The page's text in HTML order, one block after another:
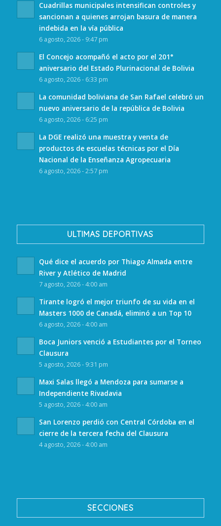
Cuadrillas municipales intensifican controles y
sancionan a quienes arrojan basura de manera
indebida en la vía pública
6 agosto, 2026 - 9:47 pm
El Concejo acompañó el acto por el 201°
aniversario del Estado Plurinacional de Bolivia
6 agosto, 2026 - 6:33 pm
La comunidad boliviana de San Rafael celebró un
nuevo aniversario de la república de Bolivia
6 agosto, 2026 - 6:25 pm
La DGE realizó una muestra y venta de
productos de escuelas técnicas por el Día
Nacional de la Enseñanza Agropecuaria
6 agosto, 2026 - 2:57 pm
ULTIMAS DEPORTIVAS
Qué dice el acuerdo por Thiago Almada entre
River y Atlético de Madrid
7 agosto, 2026 - 4:00 am
Tirante logró el mejor triunfo de su vida en el
Masters 1000 de Canadá, eliminó a un Top 10
6 agosto, 2026 - 4:00 am
Boca Juniors venció a Estudiantes por el Torneo
Clausura
5 agosto, 2026 - 9:31 pm
Maxi Salas llegó a Mendoza para sumarse a
Independiente Rivadavia
5 agosto, 2026 - 4:00 am
San Lorenzo perdió con Central Córdoba en el
cierre de la tercera fecha del Clausura
4 agosto, 2026 - 4:00 am
SECCIONES